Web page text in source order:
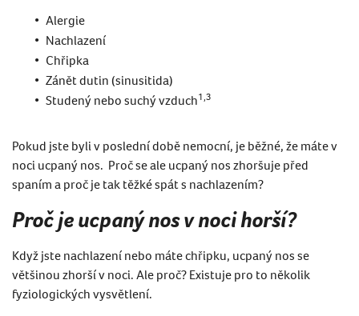
Alergie
Nachlazení
Chřipka
Zánět dutin (sinusitida)
Studený nebo suchý vzduch1,3
Pokud jste byli v poslední době nemocní, je běžné, že máte v
noci ucpaný nos. Proč se ale ucpaný nos zhoršuje před
spaním a proč je tak těžké spát s nachlazením?
Proč je ucpaný nos v noci horší?
Když jste nachlazení nebo máte chřipku, ucpaný nos se
většinou zhorší v noci. Ale proč? Existuje pro to několik
fyziologických vysvětlení.